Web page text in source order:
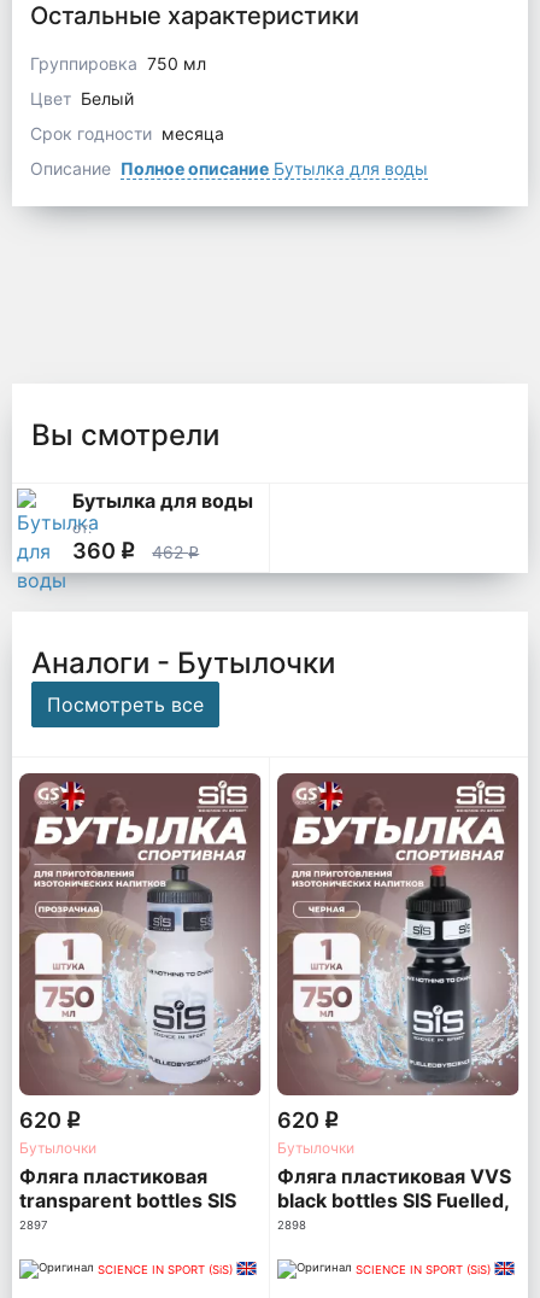
Остальные характеристики
Группировка 750 мл
Цвет Белый
Срок годности месяца
Описание Полное описаниеБутылка для воды
Вы смотрели
Бутылка для воды
от:
360 q 462q
Аналоги - Бутылочки
Посмотреть все
620 q
Бутылочки
Фляга пластиковая
transparent bottles SIS
Fuelled, 750мл
2897
SCIENCE IN SPORT (SiS)
620 q
Бутылочки
Фляга пластиковая VVS
black bottles SIS Fuelled,
750мл
2898
SCIENCE IN SPORT (SiS)